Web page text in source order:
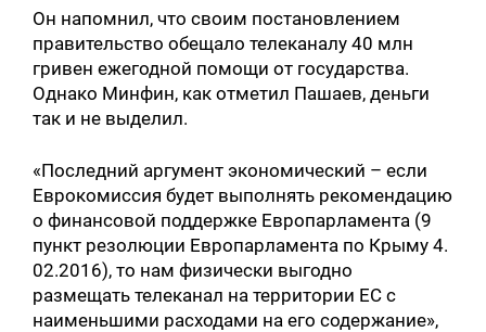
Он напомнил, что своим постановлением
правительство обещало телеканалу 40 млн
гривен ежегодной помощи от государства.
Однако Минфин, как отметил Пашаев, деньги
так и не выделил.
«Последний аргумент экономический – если
Еврокомиссия будет выполнять рекомендацию
о финансовой поддержке Европарламента (9
пункт резолюции Европарламента по Крыму 4.
02.2016), то нам физически выгодно
размещать телеканал на территории ЕС с
наименьшими расходами на его содержание»,